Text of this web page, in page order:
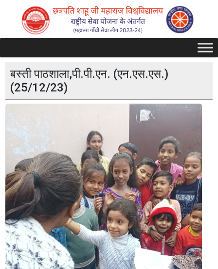
बस्ती पाठशाला,पी.पी.एन. (एन.एस.एस.)
(25/12/23)